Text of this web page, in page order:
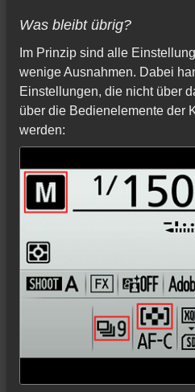
Was bleibt übrig?
Im Prinzip sind alle
wenige Ausnahmen. Dabei
Einstellungen, die nicht über
über die Bedienelemente der
werden: